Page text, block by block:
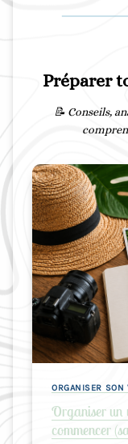
Préparer
📝 Conseils,
ORGANISER SON
Organiser un
commencer